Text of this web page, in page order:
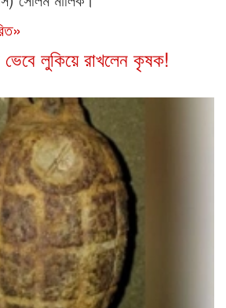
লুকিয়ে রাখলেন কৃষক!